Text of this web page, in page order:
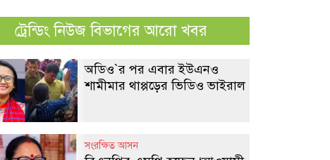
ট্রেন্ডিং নিউজ বিভাগের আরো খবর
অডিও‍‍`র পর এবার ইউএনও
শামীমার থাপ্পড়ের ভিডিও ভাইরাল
সংরক্ষিত আসন